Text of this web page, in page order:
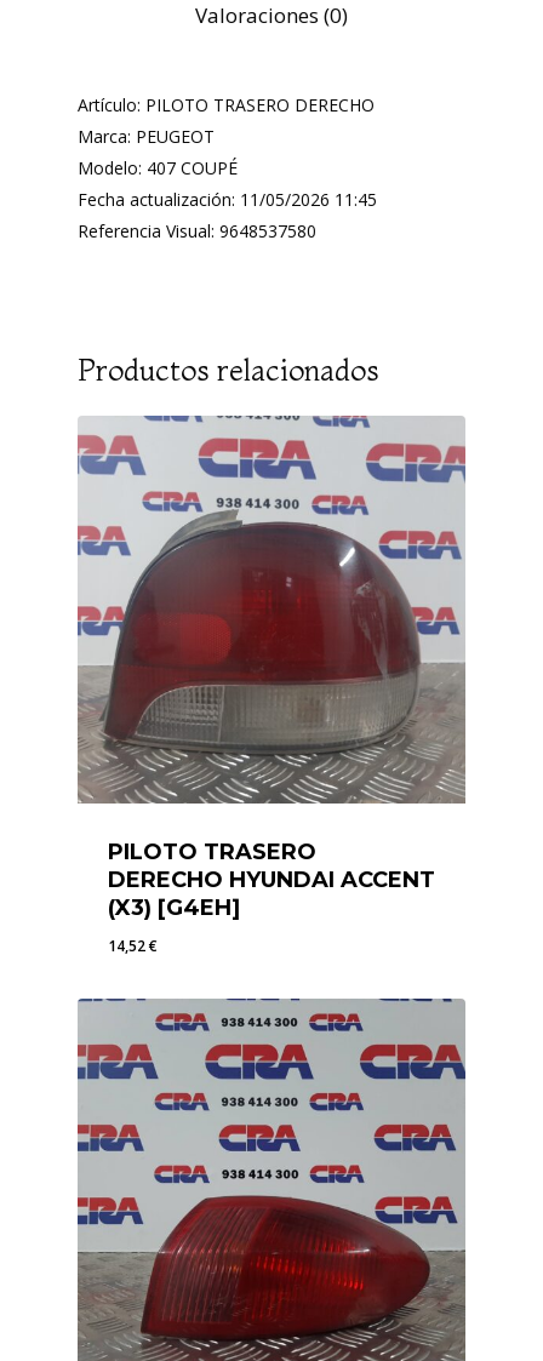
Valoraciones (0)
Artículo: PILOTO TRASERO DERECHO
Marca: PEUGEOT
Modelo: 407 COUPÉ
Fecha actualización: 11/05/2026 11:45
Referencia Visual: 9648537580
Productos relacionados
PILOTO TRASERO
DERECHO HYUNDAI ACCENT
(X3) [G4EH]
14,52€